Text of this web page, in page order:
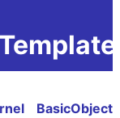
BasicObject